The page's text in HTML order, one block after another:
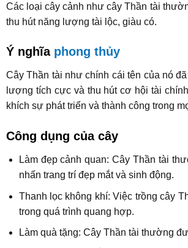
Các loại cây cảnh như cây Thần tài
thu hút năng lượng tài lộc, giàu có.
Ý nghĩa phong thủy
Cây Thần tài như chính cái tên của nó
lượng tích cực và thu hút cơ hội tài
khích sự phát triển và thành công trong
Công dụng của cây
Làm đẹp cảnh quan: Cây Thần tài
nhấn trang trí đẹp mắt và sinh động.
Thanh lọc không khí: Việc trồng cây
trong quá trình quang hợp.
Làm quà tặng: Cây Thần tài thường